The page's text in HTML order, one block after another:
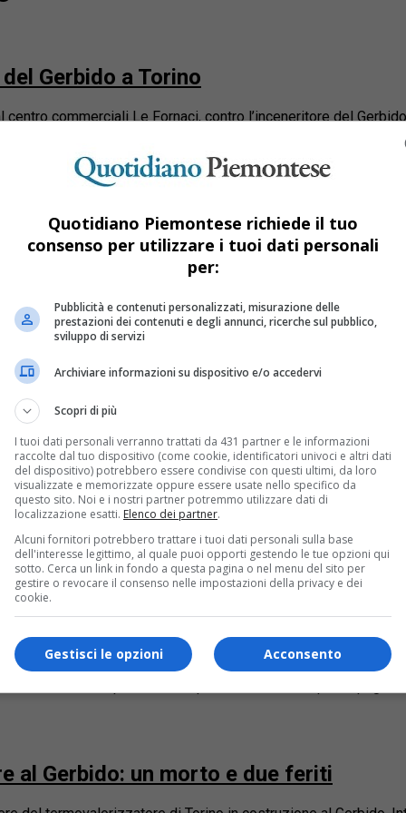
Gerbido a Torino
commerciali Le Fornaci, contro l’inceneritore del
del Gerbido
Natura insieme 9 cittadini è stato respinto. La richiesta del
Piemonte illustra i controlli su
qualità dell’aria installata a Beinasco, prossima
del Gerbido
i comitati che si battono contro la costruzione
l’inceneritore del Gerbido
al municipio di Torino si terrà la manifestazione contro
del Gerbido
dell’impianto hanno presentato ricorso per
al Gerbido: un morto e due feriti
Quotidiano Piemontese richiede il tuo
consenso per utilizzare i tuoi dati personali
per:
Pubblicità e contenuti personalizzati, misurazione delle
prestazioni dei contenuti e degli annunci, ricerche sul pubblico,
sviluppo di servizi
Archiviare informazioni su dispositivo e/o accedervi
Scopri di più
I tuoi dati personali verranno trattati da 431 partner e le informazioni
raccolte dal tuo dispositivo (come cookie, identificatori univoci e altri dati
del dispositivo) potrebbero essere condivise con questi ultimi, da loro
visualizzate e memorizzate oppure essere usate nello specifico da
questo sito. Noi e i nostri partner potremmo utilizzare dati di
localizzazione esatti. Elenco dei partner.
Alcuni fornitori potrebbero trattare i tuoi dati personali sulla base
dell'interesse legittimo, al quale puoi opporti gestendo le tue opzioni qui
sotto. Cerca un link in fondo a questa pagina o nel menu del sito per
gestire o revocare il consenso nelle impostazioni della privacy e dei
cookie.
Acconsento
Gestisci le opzioni